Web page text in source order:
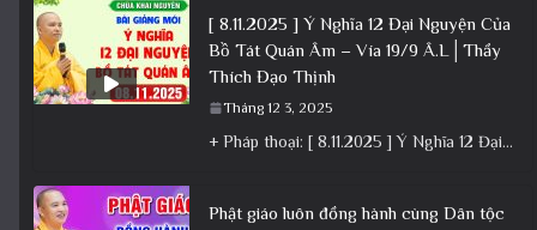
[ 8.11.2025 ] Ý Nghĩa 12 Đại Nguyện Của
Bồ Tát Quán Âm – Vía 19/9 Â.L│Thầy
Thích Đạo Thịnh
Tháng 12 3, 2025
+ Pháp thoại: [ 8.11.2025 ] Ý Nghĩa 12 Đại Nguyện Của Bồ Tát Quán Âm – Vía 19/9 Â.L│Thầy
Phật giáo luôn đồng hành cùng Dân tộc